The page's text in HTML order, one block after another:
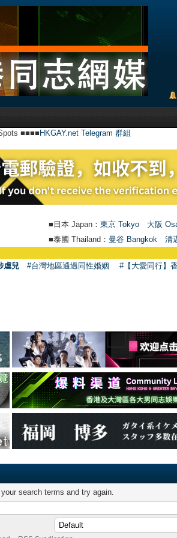
■■■■ HKGAY.net Telegram 群組
■日本 Japan： 東京 Tokyo 大阪
■泰國 Thailand： 曼谷 Bangkok
清
虐兒 #台灣地區通過同性婚姻 #【大愛同行】
search terms and try again.